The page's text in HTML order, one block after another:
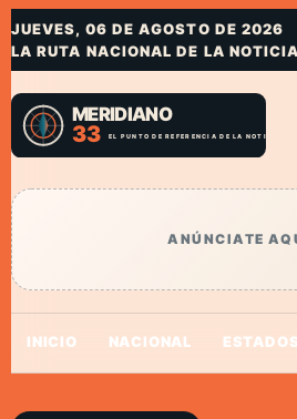
JUEVES, 06 DE AGOSTO DE 2026
LA RUTA NACIONAL DE LA NOTICIA
ANÚNCIATE
INICIO NACIONAL ESTADOS